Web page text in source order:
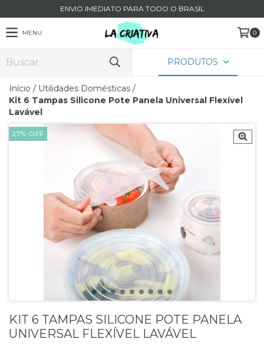
ENVIO IMEDIATO PARA TODO O BRASIL
MENU 0
PRODUTOS
Início / Utilidades Domésticas /
Kit 6 Tampas Silicone Pote Panela Universal Flexível
Lavável
27% OFF
KIT 6 TAMPAS SILICONE POTE PANELA
UNIVERSAL FLEXÍVEL LAVÁVEL